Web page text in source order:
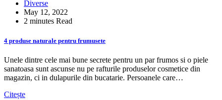
Diverse
May 12, 2022
2 minutes Read
4 produse naturale pentru frumusete
Unele dintre cele mai bune secrete pentru un par frumos si o piele
sanatoasa sunt ascunse nu pe rafturile produselor cosmetice din
magazin, ci in dulapurile din bucatarie. Persoanele care…
Citește